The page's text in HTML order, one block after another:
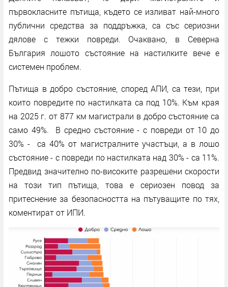
първокласните пътища, където се изливат най-много
публични средства за поддръжка, са със сериозни
дялове с тежки повреди. Очаквано, в Северна
България лошото състояние на настилките вече е
системен проблем.
Пътища в добро състояние, според АПИ, са тези, при
които повредите по настилката са под 10%. Към края
на 2025 г. от 877 км магистрали в добро състояние са
само 49%. В средно състояние - с повреди от 10 до
30% - са 40% от магистралните участъци, а в лошо
състояние - с повреди по настилката над 30% - са 11%.
Предвид значително по-високите разрешени скорости
на този тип пътища, това е сериозен повод за
притеснение за безопасността на пътуващите по тях,
коментират от ИПИ.